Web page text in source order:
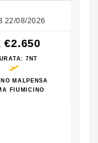
22/08/2026
€2.650
: 7NT
MALPENSA
FIUMICINO